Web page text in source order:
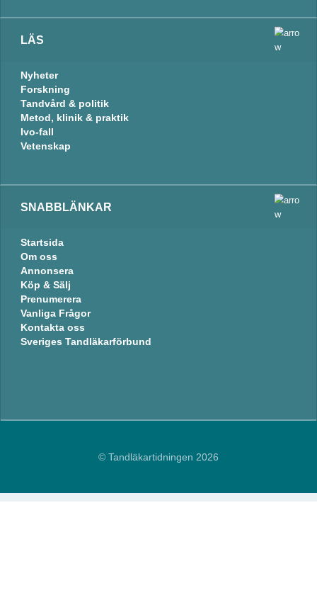
LÄS
Nyheter
Forskning
Tandvård & politik
Metod, klinik & praktik
Ivo-fall
Vetenskap
SNABBLÄNKAR
Startsida
Om oss
Annonsera
Köp & Sälj
Prenumerera
Vanliga Frågor
Kontakta oss
Sveriges Tandläkarförbund
© Tandläkartidningen 2026